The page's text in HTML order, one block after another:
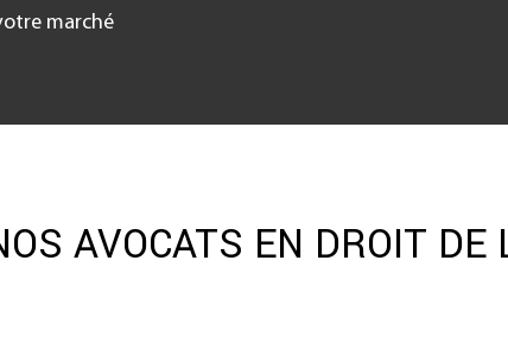
marché
AVOCATS EN DROIT DE